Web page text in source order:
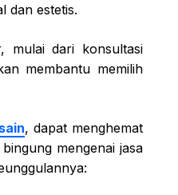
dan estetis.
mulai dari konsultasi
membantu memilih
, dapat menghemat
mengenai jasa